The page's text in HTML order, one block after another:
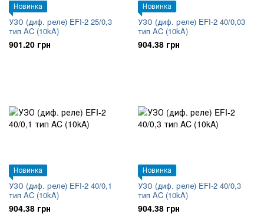
Новинка
УЗО (диф. реле) EFI-2 25/0,3
тип AC (10kA)
901.20 грн
Новинка
УЗО (диф. реле) EFI-2 40/0,03
тип AC (10kA)
904.38 грн
Новинка
УЗО (диф. реле) EFI-2 40/0,1
тип AC (10kA)
904.38 грн
Новинка
УЗО (диф. реле) EFI-2 40/0,3
тип AC (10kA)
904.38 грн